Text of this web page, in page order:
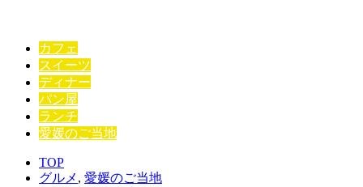
カフェ
スイーツ
ディナー
パン屋
ランチ
愛媛のご当地
TOP
グルメ , 愛媛のご当地